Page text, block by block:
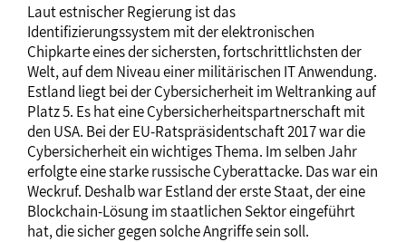
Laut estnischer Regierung ist das
Identifizierungssystem mit der elektronischen
Chipkarte eines der sichersten, fortschrittlichsten der
Welt, auf dem Niveau einer militärischen IT Anwendung.
Estland liegt bei der Cybersicherheit im Weltranking auf
Platz 5. Es hat eine Cybersicherheitspartnerschaft mit
den USA. Bei der EU-Ratspräsidentschaft 2017 war die
Cybersicherheit ein wichtiges Thema. Im selben Jahr
erfolgte eine starke russische Cyberattacke. Das war ein
Weckruf. Deshalb war Estland der erste Staat, der eine
Blockchain-Lösung im staatlichen Sektor eingeführt
hat, die sicher gegen solche Angriffe sein soll.